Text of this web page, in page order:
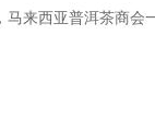
来西亚普洱茶商